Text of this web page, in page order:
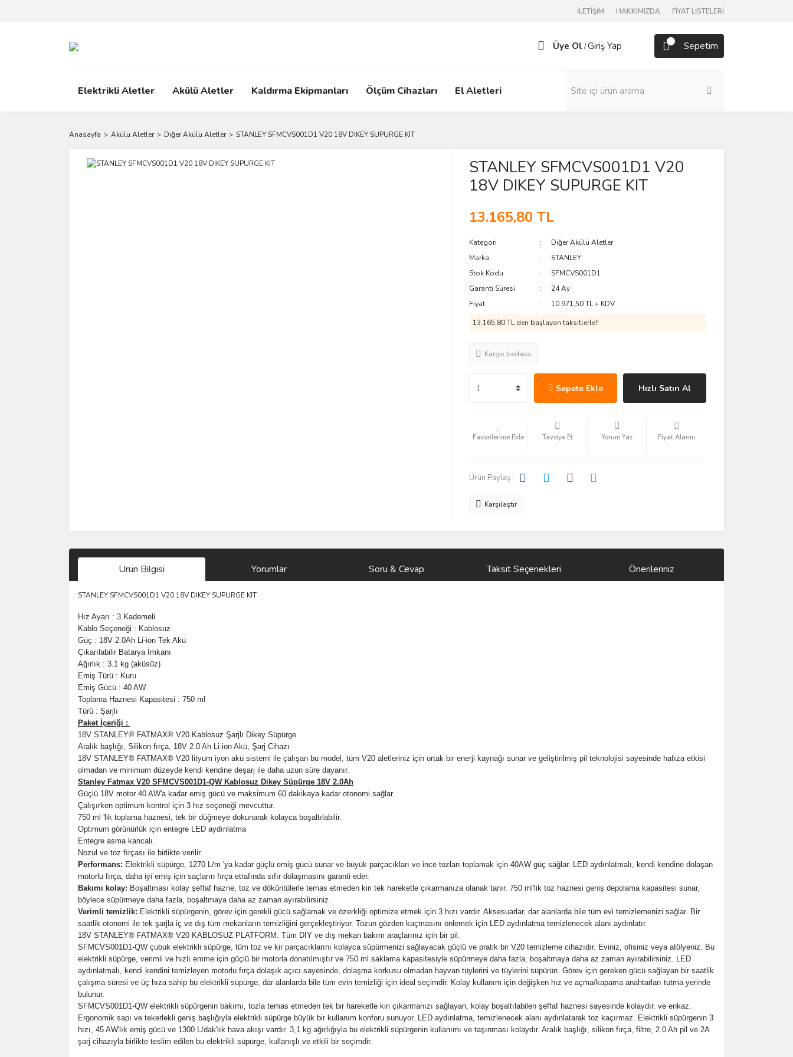
İLETİŞİM HAKKIMIZDA FİYAT LİSTELERİ
Üye Ol /Giriş Yap Sepetim
Elektrikli Aletler Akülü Aletler Kaldırma Ekipmanları Ölçüm Cihazları El Aletleri
Anasayfa Akülü Aletler Diğer Akülü Aletler STANLEY SFMCVS001D1 V20 18V DIKEY SUPURGE KIT
STANLEY SFMCVS001D1 V20
18V DIKEY SUPURGE KIT
13.165,80 TL
Kategori
Diğer Akülü Aletler
Marka
STANLEY
Stok Kodu
SFMCVS001D1
Garanti Süresi
24 Ay
Fiyat
10.971,50 TL + KDV
13.165,80 TL den başlayan taksitlerle!!
Kargo bedava
Sepete Ekle Hızlı Satın Al
Tavsiye Et Yorum Yaz Fiyat Alarmı
Ürün Paylaş :
Karşılaştır
Ürün Bilgisi Yorumlar Soru & Cevap Taksit Seçenekleri Önerileriniz
STANLEY SFMCVS001D1 V20 18V DIKEY SUPURGE KIT
Hız Ayarı : 3 Kademeli
Kablo Seçeneği : Kablosuz
Güç : 18V 2.0Ah Li-ion Tek Akü
Çıkarılabilir Batarya İmkanı
Ağırlık : 3.1 kg (aküsüz)
Emiş Türü : Kuru
Emiş Gücü : 40 AW
Toplama Haznesi Kapasitesi : 750 ml
Türü : Şarjlı
Paket İçeriği :
18V STANLEY® FATMAX® V20 Kablosuz Şarjlı Dikey Süpürge
Aralık başlığı, Silikon fırça, 18V 2.0 Ah Li-ion Akü, Şarj Cihazı
18V STANLEY® FATMAX® V20 lityum iyon akü sistemi ile çalışan bu model, tüm V20 aletleriniz için ortak bir enerji kaynağı sunar ve geliştirilmiş pil teknolojisi sayesinde hafıza etkisi
olmadan ve minimum düzeyde kendi kendine deşarj ile daha uzun süre dayanır.
Stanley Fatmax V20 SFMCVS001D1-QW Kablosuz Dikey Süpürge 18V 2.0Ah
Güçlü 18V motor 40 AW'a kadar emiş gücü ve maksimum 60 dakikaya kadar otonomi sağlar.
Çalışırken optimum kontrol için 3 hız seçeneği mevcuttur.
750 ml 'lik toplama haznesi, tek bir düğmeye dokunarak kolayca boşaltılabilir.
Optimum görünürlük için entegre LED aydınlatma
Entegre asma kancalı.
Nozul ve toz fırçası ile birlikte verilir.
Performans: Elektrikli süpürge, 1270 L/m 'ya kadar güçlü emiş gücü sunar ve büyük parçacıkları ve ince tozları toplamak için 40AW güç sağlar. LED aydınlatmalı, kendi kendine dolaşan
motorlu fırça, daha iyi emiş için saçların fırça etrafında sıfır dolaşmasını garanti eder.
Bakımı kolay: Boşaltması kolay şeffaf hazne, toz ve döküntülerle temas etmeden kiri tek hareketle çıkarmanıza olanak tanır. 750 ml'lik toz haznesi geniş depolama kapasitesi sunar,
böylece süpürmeye daha fazla, boşaltmaya daha az zaman ayırabilirsiniz.
Verimli temizlik: Elektrikli süpürgenin, görev için gerekli gücü sağlamak ve özerkliği optimize etmek için 3 hızı vardır. Aksesuarlar, dar alanlarda bile tüm evi temizlemenizi sağlar. Bir
saatlik otonomi ile tek şarjla iç ve dış tüm mekanların temizliğini gerçekleştiriyor. Tozun gözden kaçmasını önlemek için LED aydınlatma temizlenecek alanı aydınlatır.
18V STANLEY® FATMAX® V20 KABLOSUZ PLATFORM: Tüm DIY ve dış mekan bakım araçlarınız için bir pil.
SFMCVS001D1-QW çubuk elektrikli süpürge, tüm toz ve kir parçacıklarını kolayca süpürmenizi sağlayacak güçlü ve pratik bir V20 temizleme cihazıdır. Eviniz, ofisiniz veya atölyeniz. Bu
elektrikli süpürge, verimli ve hızlı emme için güçlü bir motorla donatılmıştır ve 750 ml saklama kapasitesiyle süpürmeye daha fazla, boşaltmaya daha az zaman ayırabilirsiniz. LED
aydınlatmalı, kendi kendini temizleyen motorlu fırça dolaşık açıcı sayesinde, dolaşma korkusu olmadan hayvan tüylerini ve tüylerini süpürün. Görev için gereken gücü sağlayan bir saatlik
çalışma süresi ve üç hıza sahip bu elektrikli süpürge, dar alanlarda bile tüm evin temizliği için ideal seçimdir. Kolay kullanım için değişken hız ve açma/kapama anahtarları tutma yerinde
bulunur.
SFMCVS001D1-QW elektrikli süpürgenin bakımı, tozla temas etmeden tek bir hareketle kiri çıkarmanızı sağlayan, kolay boşaltılabilen şeffaf haznesi sayesinde kolaydır. ve enkaz.
Ergonomik sapı ve tekerlekli geniş başlığıyla elektrikli süpürge büyük bir kullanım konforu sunuyor. LED aydınlatma, temizlenecek alanı aydınlatarak toz kaçırmaz. Elektrikli süpürgenin 3
hızı, 45 AW'lık emiş gücü ve 1300 L/dak'lık hava akışı vardır. 3,1 kg ağırlığıyla bu elektrikli süpürgenin kullanımı ve taşınması kolaydır. Aralık başlığı, silikon fırça, filtre, 2.0 Ah pil ve 2A
şarj cihazıyla birlikte teslim edilen bu elektrikli süpürge, kullanışlı ve etkili bir seçimdir.